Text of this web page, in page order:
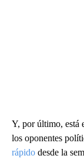
Y, por último, está
los oponentes
rápido desde la